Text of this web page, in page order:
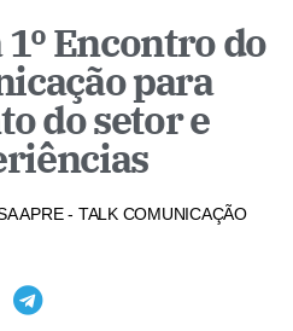
Encontro do
para
do setor e
APRE - TALK COMUNICAÇÃO